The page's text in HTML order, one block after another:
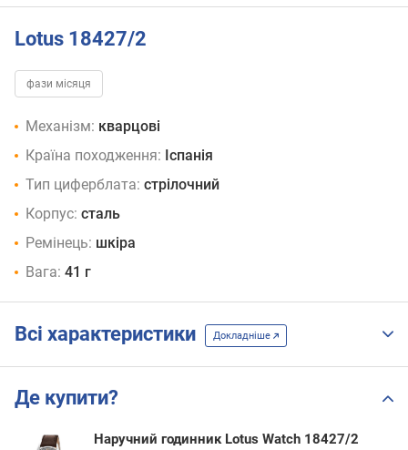
Lotus 18427/2
фази місяця
Механізм: кварцові
Країна походження: Іспанія
Тип циферблата: стрілочний
Корпус: сталь
Ремінець: шкіра
Вага: 41 г
Всі характеристики Докладніше
Де купити?
Наручний годинник Lotus Watch 18427/2